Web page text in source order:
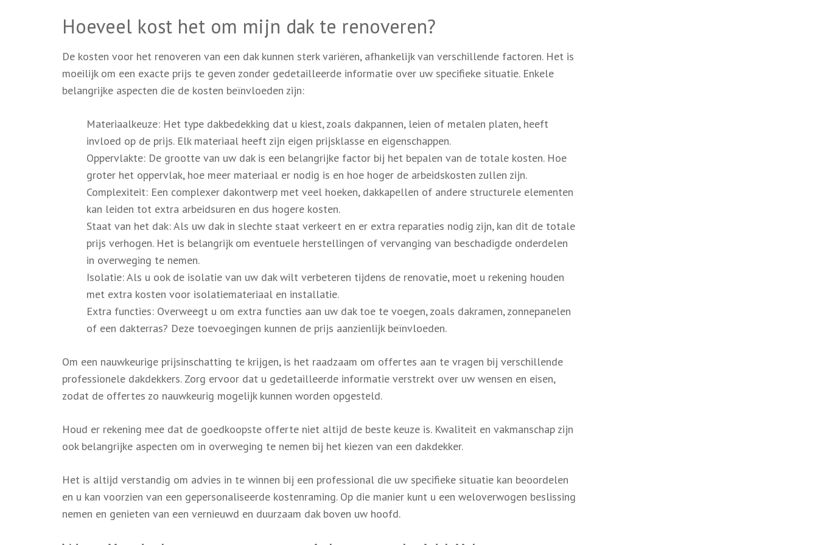
Hoeveel kost het om mijn dak te renoveren?
De kosten voor het renoveren van een dak kunnen sterk variëren, afhankelijk van verschillende factoren. Het is
moeilijk om een exacte prijs te geven zonder gedetailleerde informatie over uw specifieke situatie. Enkele
belangrijke aspecten die de kosten beïnvloeden zijn:
Materiaalkeuze: Het type dakbedekking dat u kiest, zoals dakpannen, leien of metalen platen, heeft
invloed op de prijs. Elk materiaal heeft zijn eigen prijsklasse en eigenschappen.
Oppervlakte: De grootte van uw dak is een belangrijke factor bij het bepalen van de totale kosten. Hoe
groter het oppervlak, hoe meer materiaal er nodig is en hoe hoger de arbeidskosten zullen zijn.
Complexiteit: Een complexer dakontwerp met veel hoeken, dakkapellen of andere structurele elementen
kan leiden tot extra arbeidsuren en dus hogere kosten.
Staat van het dak: Als uw dak in slechte staat verkeert en er extra reparaties nodig zijn, kan dit de totale
prijs verhogen. Het is belangrijk om eventuele herstellingen of vervanging van beschadigde onderdelen
in overweging te nemen.
Isolatie: Als u ook de isolatie van uw dak wilt verbeteren tijdens de renovatie, moet u rekening houden
met extra kosten voor isolatiemateriaal en installatie.
Extra functies: Overweegt u om extra functies aan uw dak toe te voegen, zoals dakramen, zonnepanelen
of een dakterras? Deze toevoegingen kunnen de prijs aanzienlijk beïnvloeden.
Om een nauwkeurige prijsinschatting te krijgen, is het raadzaam om offertes aan te vragen bij verschillende
professionele dakdekkers. Zorg ervoor dat u gedetailleerde informatie verstrekt over uw wensen en eisen,
zodat de offertes zo nauwkeurig mogelijk kunnen worden opgesteld.
Houd er rekening mee dat de goedkoopste offerte niet altijd de beste keuze is. Kwaliteit en vakmanschap zijn
ook belangrijke aspecten om in overweging te nemen bij het kiezen van een dakdekker.
Het is altijd verstandig om advies in te winnen bij een professional die uw specifieke situatie kan beoordelen
en u kan voorzien van een gepersonaliseerde kostenraming. Op die manier kunt u een weloverwogen beslissing
nemen en genieten van een vernieuwd en duurzaam dak boven uw hoofd.